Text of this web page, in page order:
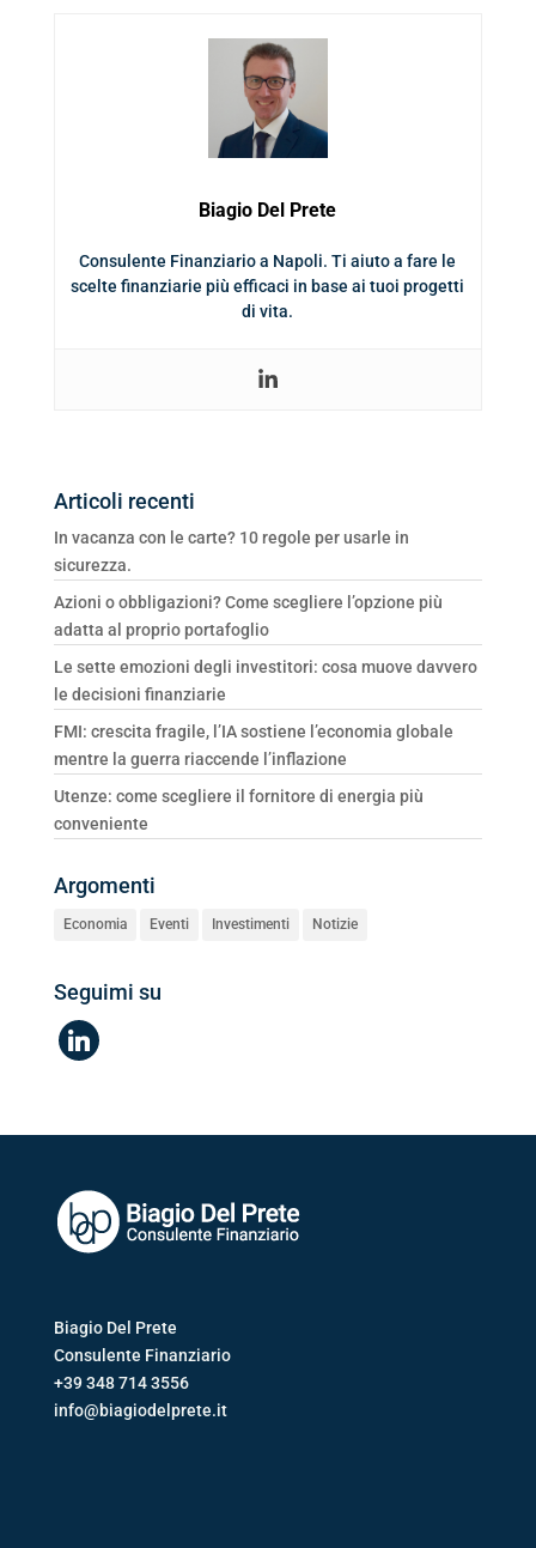
Biagio Del Prete
Consulente Finanziario a Napoli. Ti aiuto a fare le
scelte finanziarie più efficaci in base ai tuoi progetti
di vita.
Articoli recenti
In vacanza con le carte? 10 regole per usarle in
sicurezza.
Azioni o obbligazioni? Come scegliere l’opzione più
adatta al proprio portafoglio
Le sette emozioni degli investitori: cosa muove davvero
le decisioni finanziarie
FMI: crescita fragile, l’IA sostiene l’economia globale
mentre la guerra riaccende l’inflazione
Utenze: come scegliere il fornitore di energia più
conveniente
Argomenti
Economia Eventi Investimenti Notizie
Seguimi su
linkedin
Biagio Del Prete
Consulente Finanziario
+39 348 714 3556
info@biagiodelprete.it